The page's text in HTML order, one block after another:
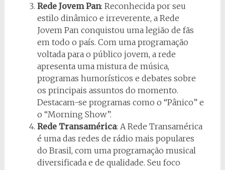
Rede Jovem Pan: Reconhecida por seu
estilo dinâmico e irreverente, a Rede
Jovem Pan conquistou uma legião de fãs
em todo o país. Com uma programação
voltada para o público jovem, a rede
apresenta uma mistura de música,
programas humorísticos e debates sobre
os principais assuntos do momento.
Destacam-se programas como o “Pânico” e
o “Morning Show”.
Rede Transamérica: A Rede Transamérica
é uma das redes de rádio mais populares
do Brasil, com uma programação musical
diversificada e de qualidade. Seu foco